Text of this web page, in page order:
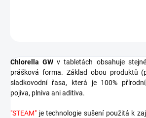
Chlorella GW v tabletách obsahuje
prášková forma. Základ obou produktů
sladkovodní řasa, která je 100%
pojiva, plniva ani aditiva.
"STEAM" je technologie sušení použitá k